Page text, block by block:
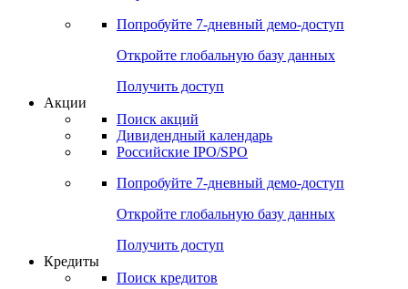
Попробуйте 7-дневный демо-доступ
Откройте глобальную базу данных
Получить доступ
Акции
Поиск акций
Дивидендный календарь
Российские IPO/SPO
Попробуйте 7-дневный демо-доступ
Откройте глобальную базу данных
Получить доступ
Кредиты
Поиск кредитов